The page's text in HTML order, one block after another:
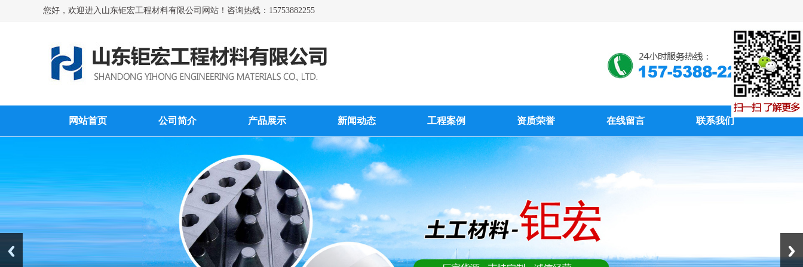
您好，欢迎进入山东钜宏工程材料有限公司网站！咨询热线：15753882255
网站首页 公司简介 产品展示 新闻动态 工程案例 资质荣誉 在线留言 联系我们